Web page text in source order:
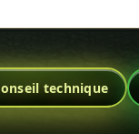
technique